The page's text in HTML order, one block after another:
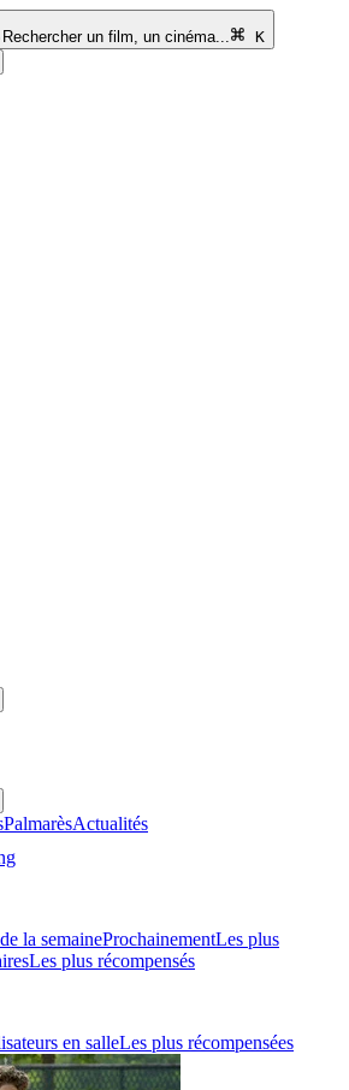
Rechercher un film, un cinéma...
K
PalmarèsActualités
la semaineProchainementLes plus
Les plus récompensés
en salleLes plus récompensées